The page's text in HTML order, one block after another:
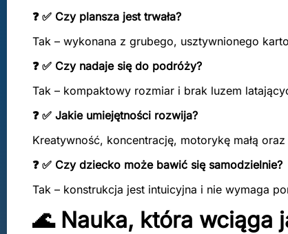
❓ ✅ Czy plansza jest trwała?
Tak – wykonana z grubego, usztywnionego
❓ ✅ Czy nadaje się do podróży?
Tak – kompaktowy rozmiar i brak luzem
❓ ✅ Jakie umiejętności rozwija?
Kreatywność, koncentrację, motorykę małą
❓ ✅ Czy dziecko może bawić się samodzielnie?
Tak – konstrukcja jest intuicyjna i nie wymaga
🌊 Nauka, która wciąga